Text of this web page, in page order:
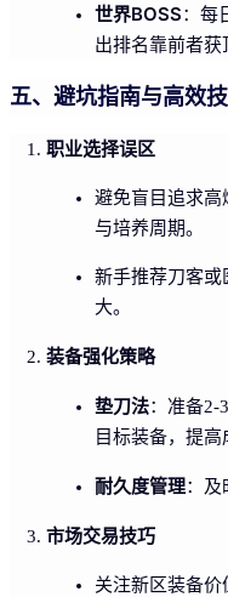
世界BOSS：每
出排名靠前者获
五、避坑指南与高效
职业选择误区
避免盲目追求高
与培养周期。
新手推荐刀客或
大。
装备强化策略
垫刀法：准备2-
目标装备，提高
耐久度管理：及
市场交易技巧
关注新区装备价